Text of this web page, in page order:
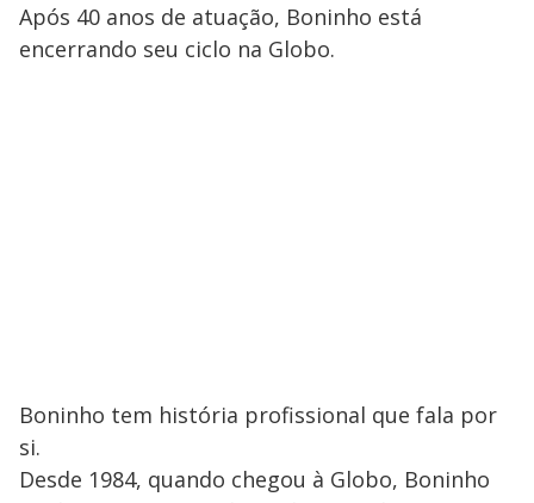
Após 40 anos de atuação, Boninho está
encerrando seu ciclo na Globo.
Boninho tem história profissional que fala por
si.
Desde 1984, quando chegou à Globo, Boninho